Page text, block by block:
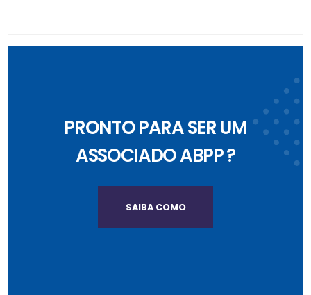
PRONTO PARA SER UM
ASSOCIADO ABPP ?
SAIBA COMO